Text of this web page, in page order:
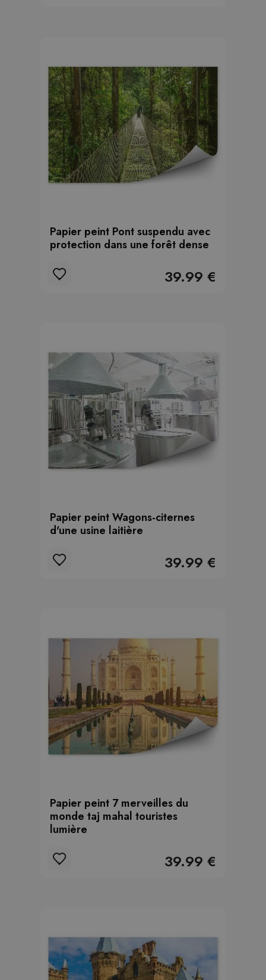
Papier peint Pont suspendu avec
protection dans une forêt dense
39.99 €
Papier peint Wagons-citernes
d'une usine laitière
39.99 €
Papier peint 7 merveilles du
monde taj mahal touristes
lumière
39.99 €